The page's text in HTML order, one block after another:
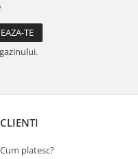
CLIENTI
Cum platesc?